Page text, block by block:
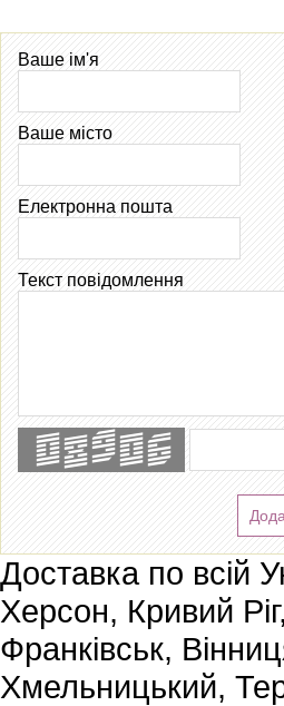
Ваше ім'я
Ваше місто
Електронна пошта
Текст повідомлення
Доставка по всій
Херсон, Кривий
Франківськ,
Хмельницький,